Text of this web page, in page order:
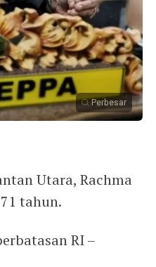
Perbesar
Utara, Rachma
tahun.
RI –